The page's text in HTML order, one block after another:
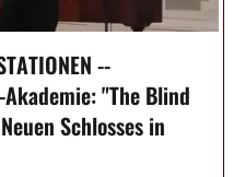
--
"The Blind
Schlosses in